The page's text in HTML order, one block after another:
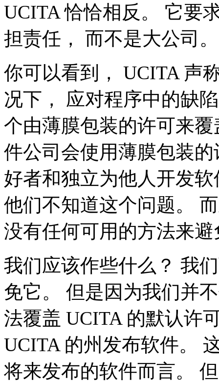
UCITA 恰恰相反。 它要
担责任， 而不是大公司。
你可以看到， UCITA 声
况下， 应对程序中的缺
个由薄膜包装的许可来
件公司会使用薄膜包装
好者和独立为他人开发
他们不知道这个问题。
没有任何可用的方法来
我们应该作些什么？ 我
免它。 但是因为我们并
法覆盖 UCITA 的默认许
UCITA 的州发布软件。
将来发布的软件而言。